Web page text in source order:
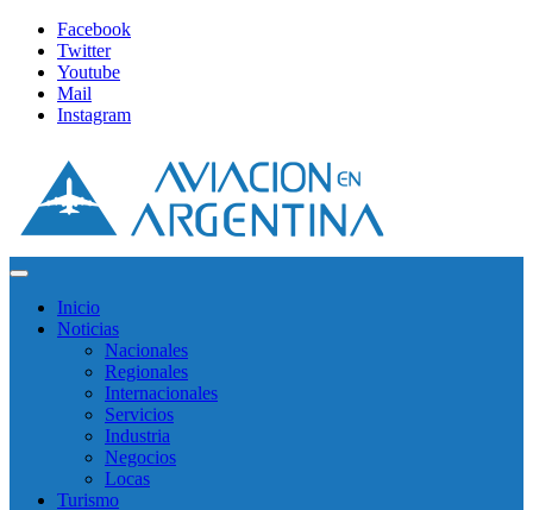
Facebook
Twitter
Youtube
Mail
Instagram
Inicio
Noticias
Nacionales
Regionales
Internacionales
Servicios
Industria
Negocios
Locas
Turismo